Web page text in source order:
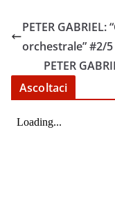
EMBED
PETER
orchestrale” #2/5
PETER
Ascoltaci